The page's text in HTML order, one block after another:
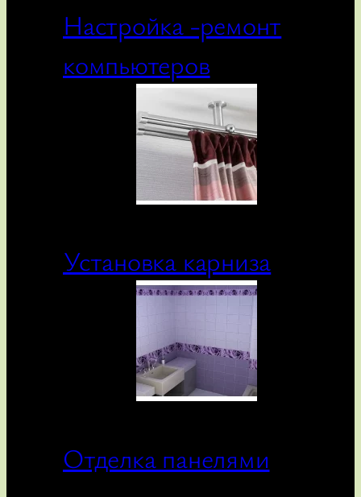
Настройка -ремонт
компьютеров
Установка карниза
Отделка панелями